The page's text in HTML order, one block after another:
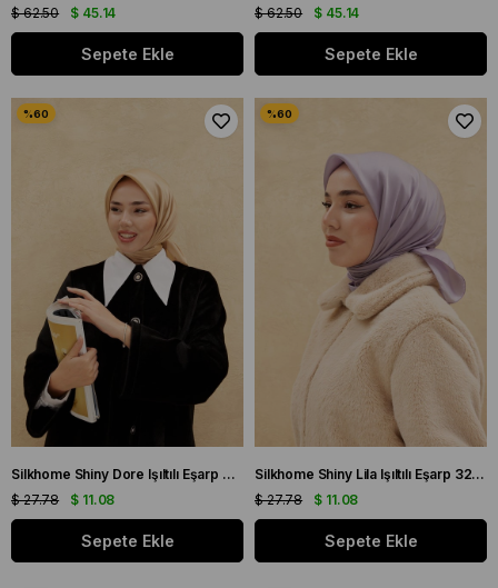
$ 45.14
$ 62.50
Sepete Ekle
$ 45.14
$ 62.50
Sepete Ekle
Silkhome Shiny Dore Işıltılı Eşarp 32739
$ 11.08
$ 27.78
Sepete Ekle
Silkhome Shiny Lila Işıltılı Eşarp 32742
$ 11.08
$ 27.78
Sepete Ekle